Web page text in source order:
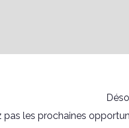
pas les prochaines